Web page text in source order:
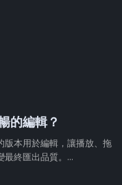
的編輯？
版本用於編輯，讓播放、拖
最終匯出品質。...